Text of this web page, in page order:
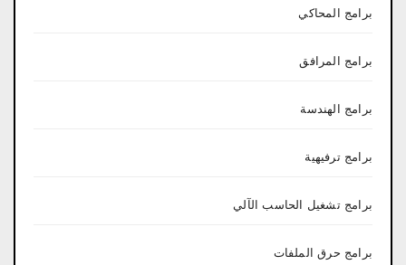
برامج المحاكي
برامج المرافق
برامج الهندسة
برامج ترفيهية
برامج تشغيل الحاسب الآلي
برامج حرق الملفات